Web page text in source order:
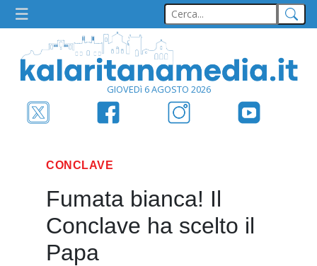
GIOVEDì 6 AGOSTO 2026
CONCLAVE
Fumata bianca! Il
Conclave ha scelto il
Papa